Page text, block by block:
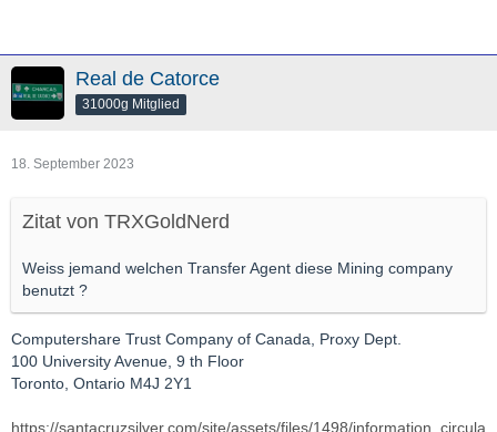
Real de Catorce
31000g Mitglied
18. September 2023
Zitat von TRXGoldNerd
Weiss jemand welchen Transfer Agent diese Mining company
benutzt ?
Computershare Trust Company of Canada, Proxy Dept.
100 University Avenue, 9 th Floor
Toronto, Ontario M4J 2Y1
https://santacruzsilver.com/site/assets/files/1498/information_circula